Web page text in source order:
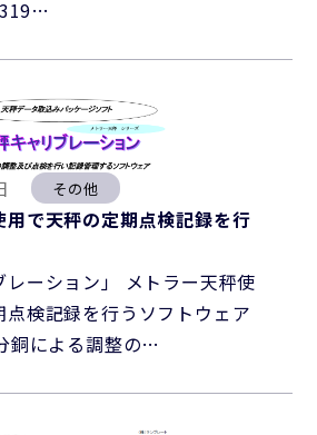
その他
用で天秤の定期点検記録を行
レーション」 メトラー天秤使
点検記録を行うソフトウェア
銅による調整の…